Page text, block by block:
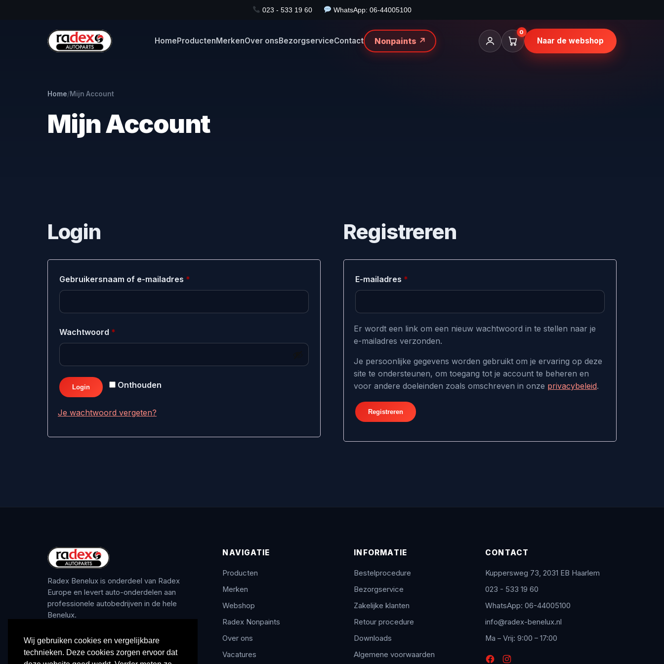
Wij gebruiken cookies en vergelijkbare
technieken. Deze cookies zorgen ervoor dat
023 - 533 19 60 WhatsApp: 06-44005100
HomeProductenMerkenOver onsBezorgserviceContact Nonpaints ↗
0
Naar de webshop
Home/Mijn Account
Mijn Account
Login
Gebruikersnaam of e-mailadres *
Wachtwoord *
Onthouden
Login
Je wachtwoord vergeten?
Registreren
E-mailadres *
Er wordt een link om een nieuw wachtwoord in te stellen naar je
e-mailadres verzonden.
Je persoonlijke gegevens worden gebruikt om je ervaring op deze
site te ondersteunen, om toegang tot je account te beheren en
voor andere doeleinden zoals omschreven in onze privacybeleid.
Registreren
Radex Benelux is onderdeel van Radex
Europe en levert auto-onderdelen aan
professionele autobedrijven in de hele
Benelux.
NAVIGATIE
Producten
Merken
Webshop
Radex Nonpaints
Over ons
Vacatures
INFORMATIE
Bestelprocedure
Bezorgservice
Zakelijke klanten
Retour procedure
Downloads
Algemene voorwaarden
CONTACT
Kuppersweg 73, 2031 EB Haarlem
023 - 533 19 60
WhatsApp: 06-44005100
info@radex-benelux.nl
Ma – Vrij: 9:00 – 17:00